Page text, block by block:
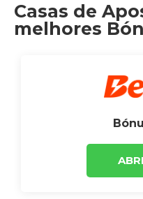
Casas de
melhores